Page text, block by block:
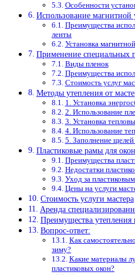
Особенности
Использование магнитной
Преимущества
ленты
Установка
Применение специальных
Виды пленок
Преимущества
Стоимость услуг
Методы утепления от
1. Установка
2. Использование
3. Установка
4. Использование
5. Заполнение
Пластиковые рамы для окон
Преимущества
Недостатки
Уход за
Цены на услуги
Стоимость услуги мастера
Аренда
Преимущества утепления
Вопрос-ответ:
Как
зиму?
Какие материалы
пластиковых окон?